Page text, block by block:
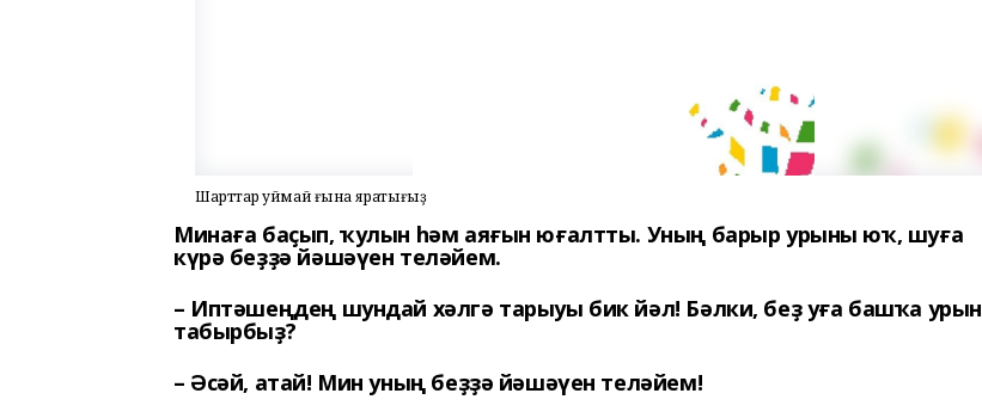
Шарттар ҡуймай ғына яратығыҙ
Минаға баҫып, ҡулын һәм аяғын юғалтты. Уның барыр урыны юҡ, шуға
күрә беҙҙә йәшәүен теләйем.
– Иптәшеңдең шундай хәлгә тарыуы бик йәл! Бәлки, беҙ уға башҡа урын
табырбыҙ?
– Әсәй, атай! Мин уның беҙҙә йәшәүен теләйем!